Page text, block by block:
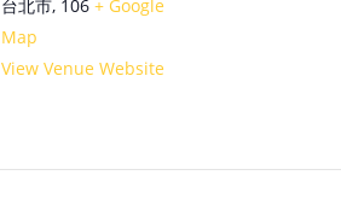
台北市, 106 + Google
Map
View Venue Website